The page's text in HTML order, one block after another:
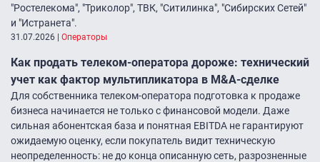
"Ростелекома", "Триколор", ТВК, "Ситилинка", "Сибирских Сетей"
и "Истранета".
31.07.2026 Операторы
Как продать телеком-оператора дороже: технический
учет как фактор мультипликатора в M&A-сделке
Для собственника телеком-оператора подготовка к продаже
бизнеса начинается не только с финансовой модели. Даже
сильная абонентская база и понятная EBITDA не гарантируют
ожидаемую оценку, если покупатель видит техническую
неопределенность: не до конца описанную сеть, разрозненные